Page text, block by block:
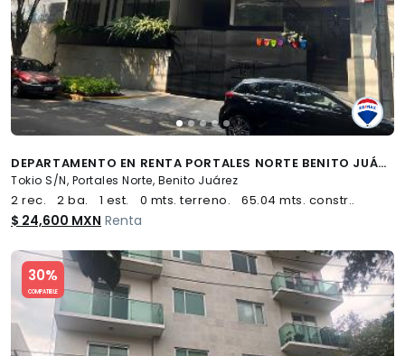
DEPARTAMENTO EN RENTA PORTALES NORTE BENITO JUÁREZ - (34)
Tokio S/N, Portales Norte, Benito Juárez
2 rec. 2 ba. 1 est. 0 mts. terreno. 65.04 mts. constr..
$ 24,600 MXN Renta
30%
COMPATIBLE
Slide 1 of 5